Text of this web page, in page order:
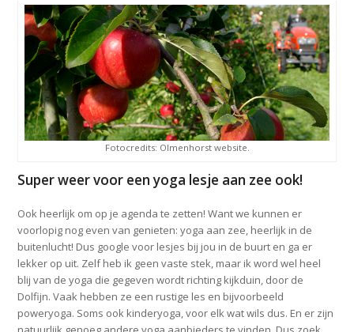
Fotocredits: Olmenhorst website.
Super weer voor een yoga lesje aan zee ook!
Ook heerlijk om op je agenda te zetten! Want we kunnen er
voorlopig nog even van genieten: yoga aan zee, heerlijk in de
buitenlucht! Dus google voor lesjes bij jou in de buurt en ga er
lekker op uit. Zelf heb ik geen vaste stek, maar ik word wel heel
blij van de yoga die gegeven wordt richting kijkduin, door de
Dolfijn. Vaak hebben ze een rustige les en bijvoorbeeld
poweryoga. Soms ook kinderyoga, voor elk wat wils dus. En er zijn